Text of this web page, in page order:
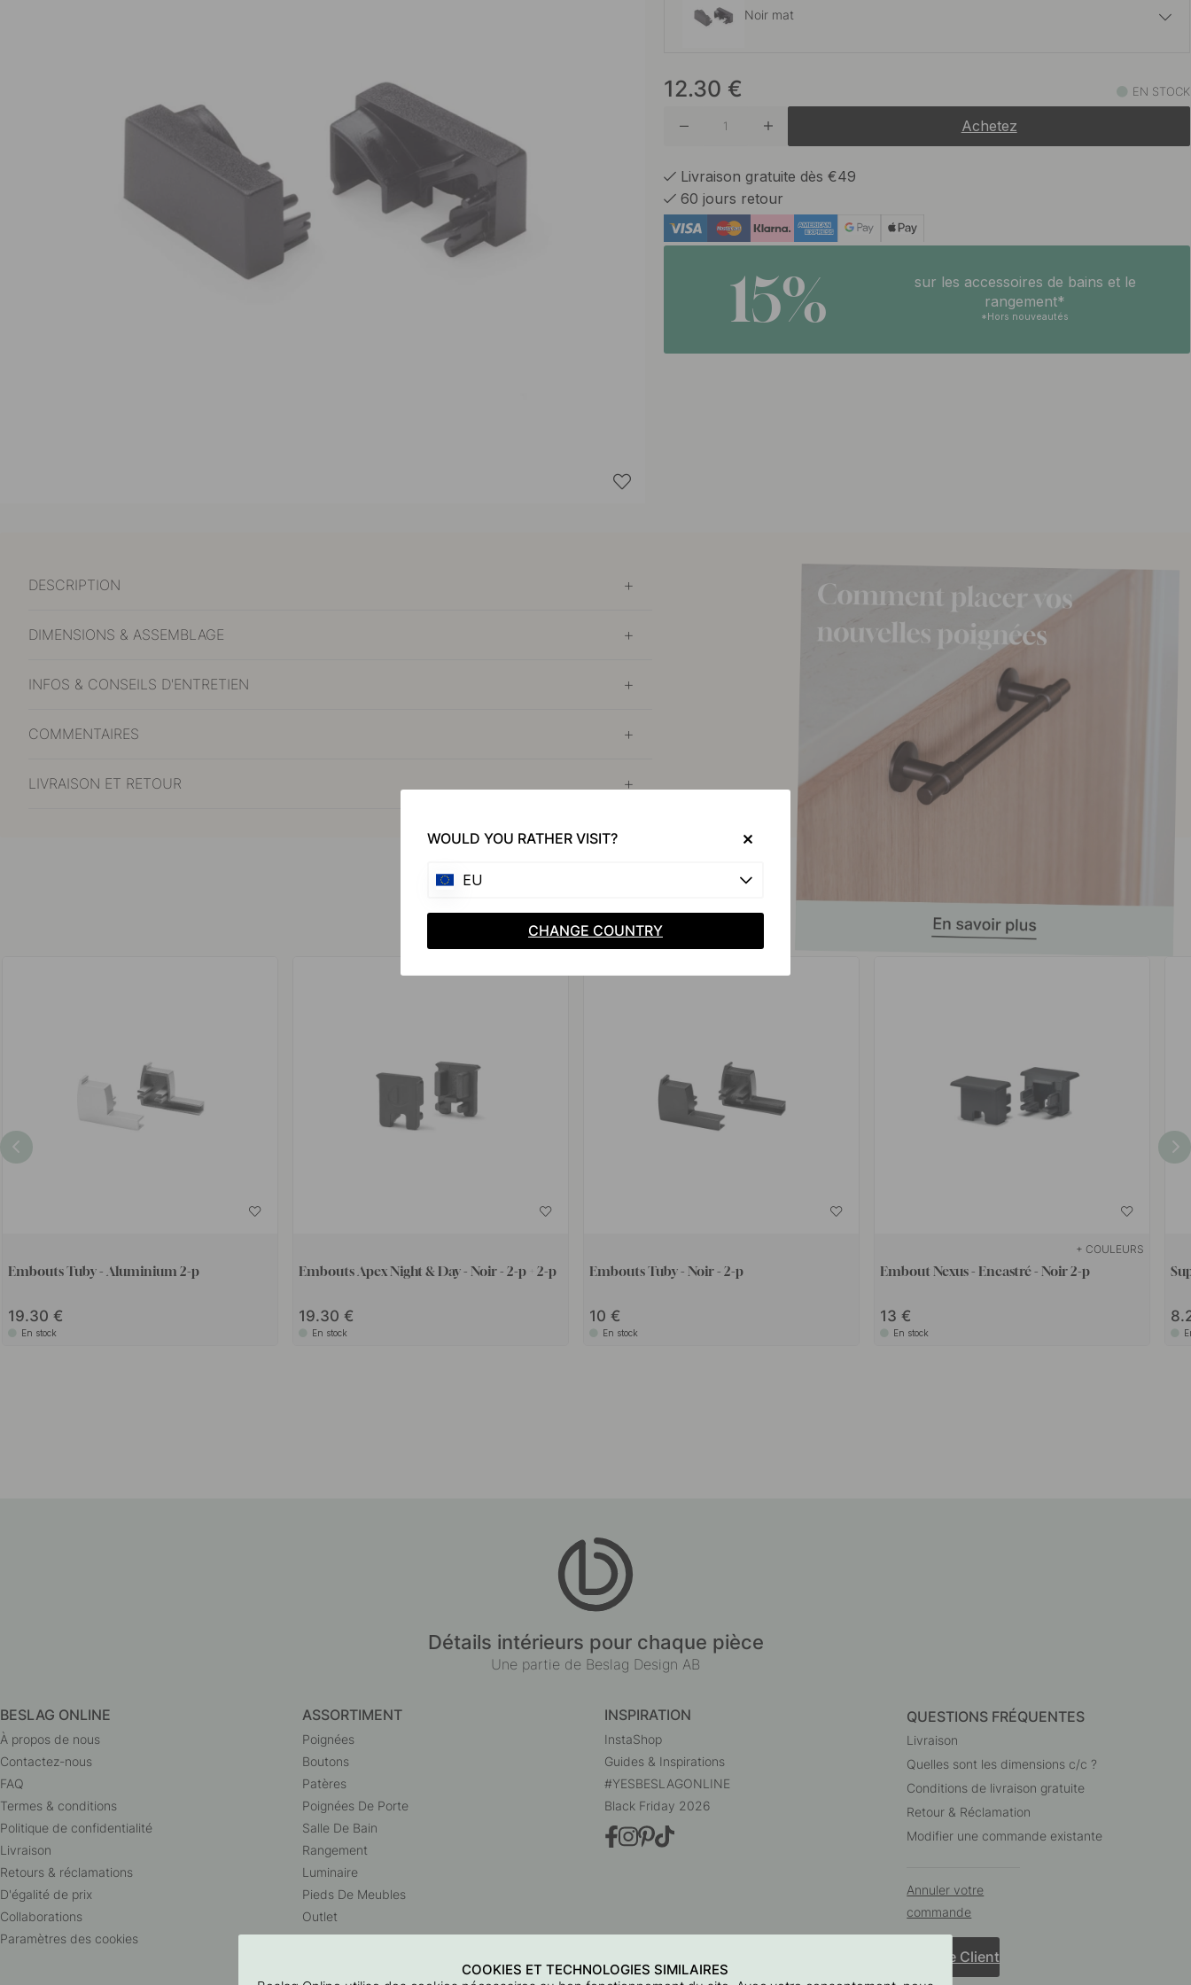
Noir mat
En stock
12.30 € EN STOCK
Achetez
Livraison gratuite dès €49
60 jours retour
15%
sur les accessoires de bains et le
rangement*
*Hors nouveautés
DESCRIPTION
DIMENSIONS & ASSEMBLAGE
INFOS & CONSEILS D'ENTRETIEN
COMMENTAIRES
LIVRAISON ET RETOUR
Produits similaires
Embouts Tuby - Aluminium 2-p
19.30
En stock
Embouts Apex Night & Day - Noir - 2-p + 2-p
19.30
En stock
Embouts Tuby - Noir - 2-p
10
En stock
+ COULEURS
Embout Nexus - Encastré - Noir 2-p
13
En stock
Détails intérieurs pour chaque pièce
Une partie de Beslag Design AB
BESLAG ONLINE
À propos de nous
Contactez-nous
FAQ
Termes & conditions
Politique de confidentialité
Livraison
Retours & réclamations
D'égalité de prix
Collaborations
Paramètres des cookies
ASSORTIMENT
Poignées
Boutons
Patères
Poignées De Porte
Salle De Bain
Rangement
Luminaire
Pieds De Meubles
Outlet
INSPIRATION
InstaShop
Guides & Inspirations
#YESBESLAGONLINE
Black Friday 2026
QUESTIONS FRÉQUENTES
Livraison
Quelles sont les dimensions c/c ?
Conditions de livraison gratuite
Retour & Réclamation
Modifier une commande existante
Annuler votre
commande
Service Client
COOKIES ET TECHNOLOGIES SIMILAIRES
WOULD YOU RATHER VISIT?
EU
CHANGE COUNTRY